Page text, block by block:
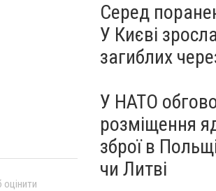
Серед
У Києві
загиблих
У НАТО
розміщення
зброї в
чи Литві